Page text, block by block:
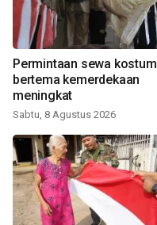
Permintaan sewa kostum
bertema kemerdekaan
meningkat
Sabtu, 8 Agustus 2026